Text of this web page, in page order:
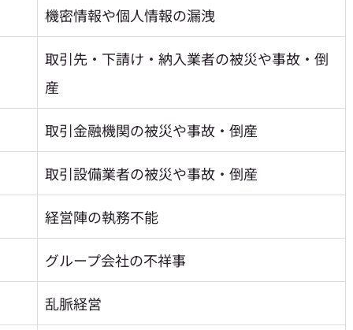
機密情報や個人情報の漏洩
取引先・下請け・納入業者の被災や事故・倒
産
取引金融機関の被災や事故・倒産
取引設備業者の被災や事故・倒産
経営陣の執務不能
グループ会社の不祥事
乱脈経営